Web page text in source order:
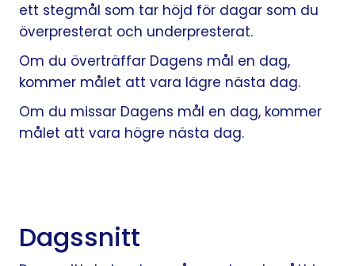
ett stegmål som tar höjd för dagar som du
överpresterat och underpresterat.
Om du överträffar Dagens mål en dag,
kommer målet att vara lägre nästa dag.
Om du missar Dagens mål en dag, kommer
målet att vara högre nästa dag.
Dagssnitt